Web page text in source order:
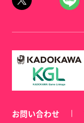
お問い合わせ